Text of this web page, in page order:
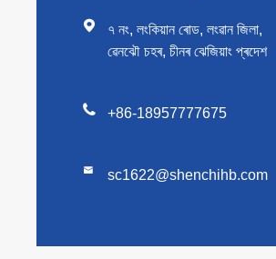

৭ নং, লংকিয়ান ৰোড, লংৱান জিলা,
ৱেনঝৌ চহৰ, চীনৰ ঝেজিয়াং প্ৰদেশ
 +86-18957777675
 sc1622@shenchihb.com